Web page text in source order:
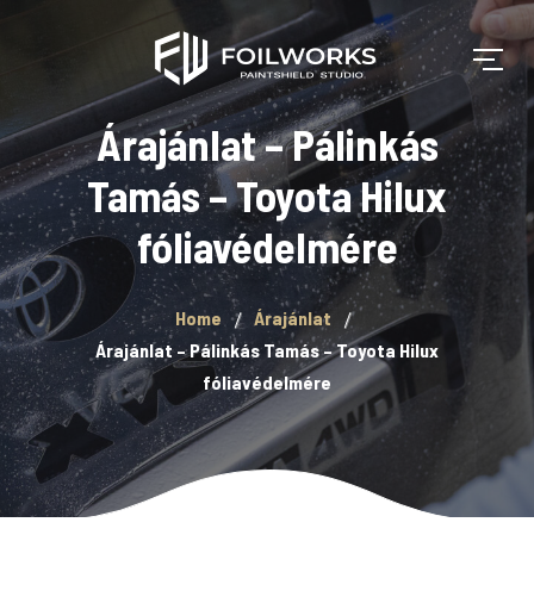
Árajánlat – Pálinkás
Tamás – Toyota Hilux
fóliavédelmére
Home
Árajánlat
Árajánlat – Pálinkás Tamás – Toyota Hilux
fóliavédelmére